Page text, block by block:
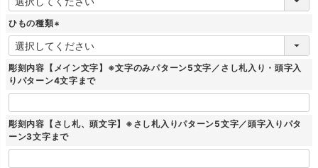
必
須
ひもの種類
(
必
須
)
彫刻内容【メイン文字】※文字のみパターン5文字／さし札入り・頭字入
りパターン4文字まで
彫刻内容【さし札、頭文字】※さし札入りパターン5文字／頭字入りパタ
ーン3文字まで